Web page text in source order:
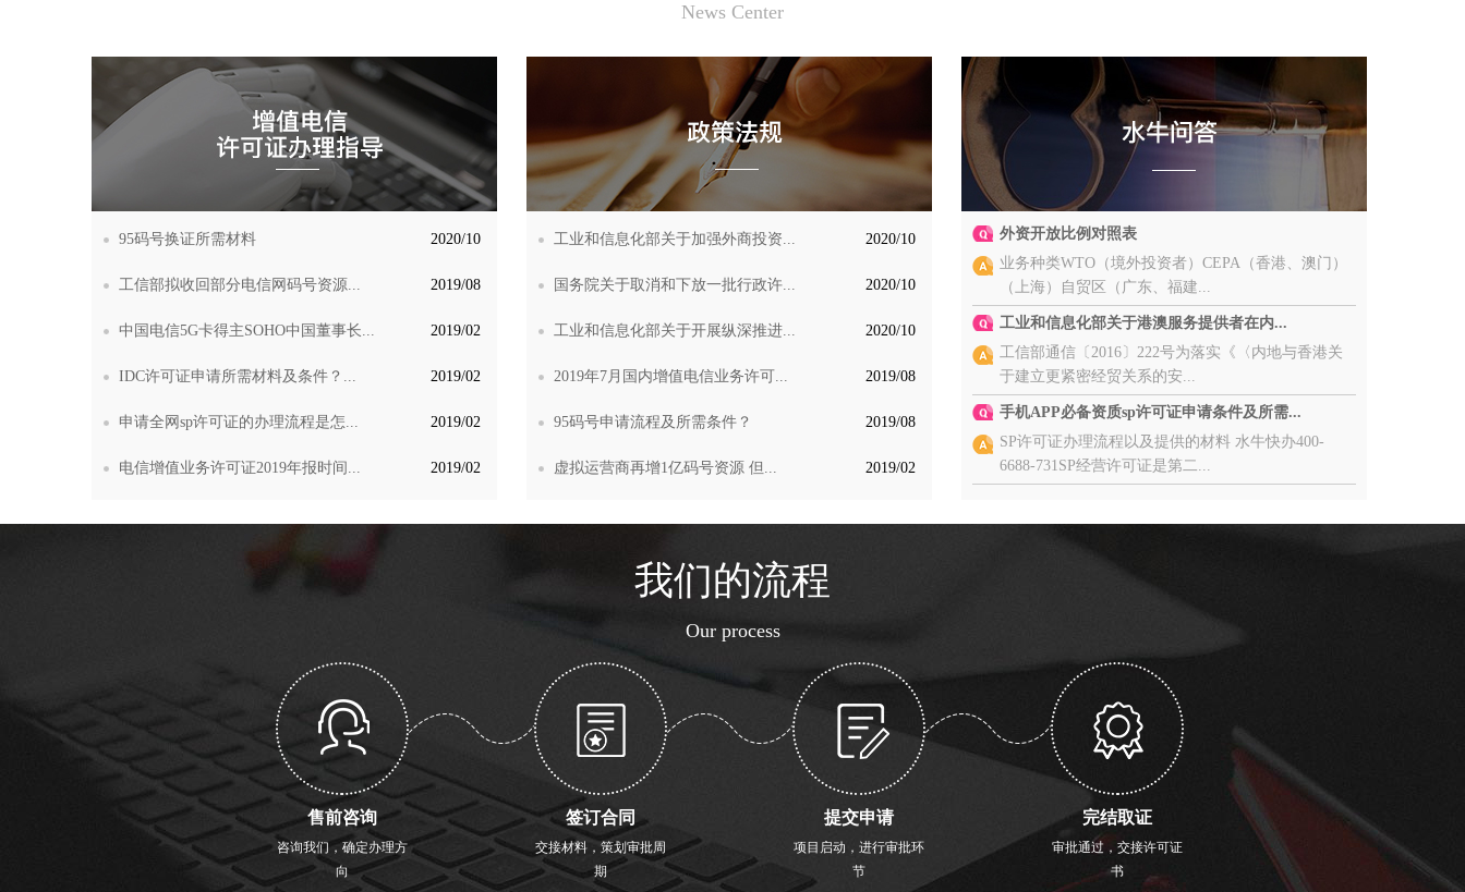
News Center
95码号换证所需材料 2020/10
工信部拟收回部分电信网码号资源... 2019/08
中国电信5G卡得主SOHO中国董事长... 2019/02
IDC许可证申请所需材料及条件？... 2019/02
申请全网sp许可证的办理流程是怎... 2019/02
电信增值业务许可证2019年报时间... 2019/02
工业和信息化部关于加强外商投资... 2020/10
国务院关于取消和下放一批行政许... 2020/10
工业和信息化部关于开展纵深推进... 2020/10
2019年7月国内增值电信业务许可... 2019/08
95码号申请流程及所需条件？ 2019/08
虚拟运营商再增1亿码号资源 但... 2019/02
外资开放比例对照表
业务种类WTO（境外投资者）CEPA（香港、澳门）
（上海）自贸区（广东、福建...
工业和信息化部关于港澳服务提供者在内...
工信部通信〔2016〕222号为落实《〈内地与香港关
于建立更紧密经贸关系的安...
手机APP必备资质sp许可证申请条件及所需...
SP许可证办理流程以及提供的材料 水牛快办400-
6688-731SP经营许可证是第二...
我们的流程
Our process
售前咨询
咨询我们，确定办理方
向
签订合同
交接材料，策划审批周
期
提交申请
项目启动，进行审批环
节
完结取证
审批通过，交接许可证
书